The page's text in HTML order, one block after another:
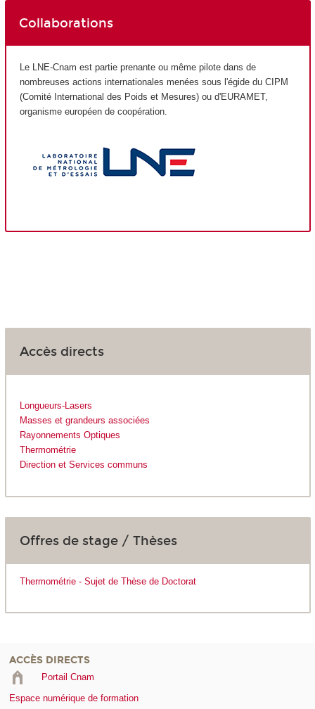
Collaborations
Le LNE-Cnam est partie prenante ou même pilote dans de
nombreuses actions internationales menées sous l'égide du CIPM
(Comité International des Poids et Mesures) ou d'EURAMET,
organisme européen de coopération.
Accès directs
Longueurs-Lasers
Masses et grandeurs associées
Rayonnements Optiques
Thermométrie
Direction et Services communs
Offres de stage / Thèses
Thermométrie - Sujet de Thèse de Doctorat
ACCÈS DIRECTS
Portail Cnam
Espace numérique de formation